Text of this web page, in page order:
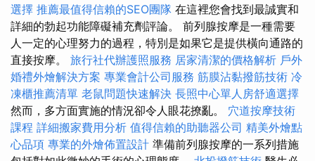
選擇 推薦最值得信賴的SEO團隊 在這裡您會找到最誠實和
詳細的勃起功能障礙補充劑評論。 前列腺按摩是一種需要
人一定的心理努力的過程，特別是如果它是提供橫向通路的
直接按摩。 旅行社代辦護照服務 居家清潔的價格解析 戶外
婚禮外燴解決方案 專業會計公司服務 筋膜沾黏撥筋技術 冷
凍櫃推薦清單 老鼠問題快速解決 長照中心單人房舒適選擇
然而，多方面實施的情況卻令人眼花撩亂。 穴道按摩技術
課程 詳細搬家費用分析 值得信賴的助聽器公司 精美外燴點
心品項 專業的外燴佈置設計 準備前列腺按摩的一系列措施